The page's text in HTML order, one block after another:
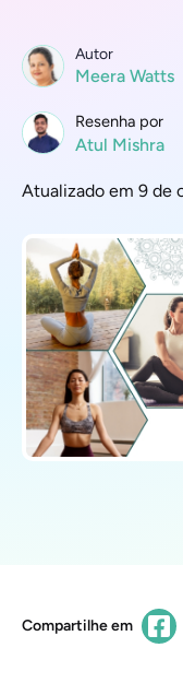
Autor
Meera Watts
Resenha por
Atul Mishra
Atualizado em 9 de
Compartilhe em